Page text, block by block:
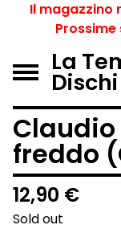
Il magazzino
La
Dischi
freddo
12,90 €
Sold out